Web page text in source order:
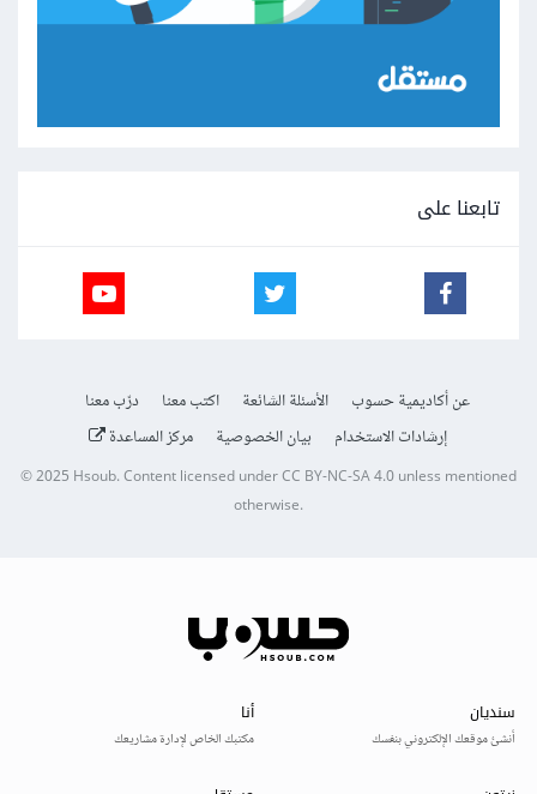
تابعنا على
عن أكاديمية حسوب الأسئلة الشائعة اكتب معنا
درّب معنا
إرشادات الاستخدام
بيان الخصوصية مركز المساعدة
© 2025Hsoub.Content licensed underCC BY-NC-SA 4.0unless mentioned
otherwise.